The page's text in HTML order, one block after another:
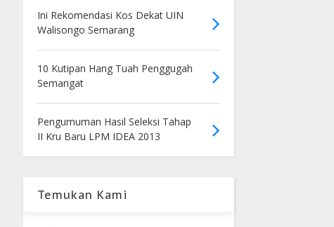
Ini Rekomendasi Kos Dekat UIN
Walisongo Semarang
10 Kutipan Hang Tuah Penggugah
Semangat
Pengumuman Hasil Seleksi Tahap
II Kru Baru LPM IDEA 2013
Temukan Kami